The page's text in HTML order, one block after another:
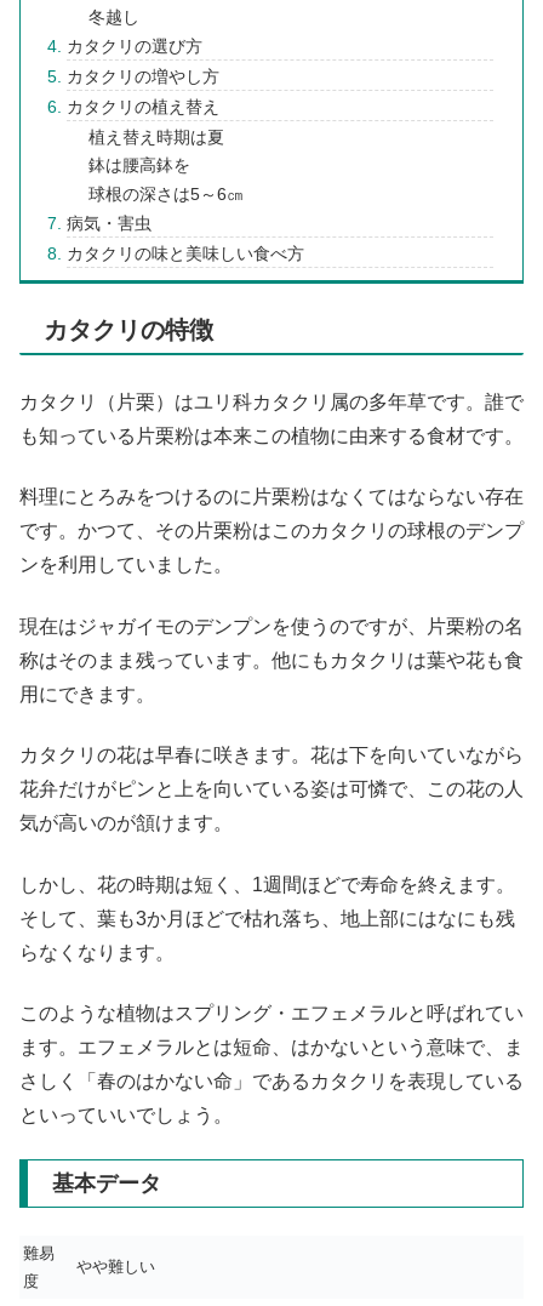
冬越し
カタクリの選び方
カタクリの増やし方
カタクリの植え替え
植え替え時期は夏
鉢は腰高鉢を
球根の深さは5～6㎝
病気・害虫
カタクリの味と美味しい食べ方
カタクリの特徴
カタクリ（片栗）はユリ科カタクリ属の多年草です。誰で
も知っている片栗粉は本来この植物に由来する食材です。
料理にとろみをつけるのに片栗粉はなくてはならない存在
です。かつて、その片栗粉はこのカタクリの球根のデンプ
ンを利用していました。
現在はジャガイモのデンプンを使うのですが、片栗粉の名
称はそのまま残っています。他にもカタクリは葉や花も食
用にできます。
カタクリの花は早春に咲きます。花は下を向いていながら
花弁だけがピンと上を向いている姿は可憐で、この花の人
気が高いのが頷けます。
しかし、花の時期は短く、1週間ほどで寿命を終えます。
そして、葉も3か月ほどで枯れ落ち、地上部にはなにも残
らなくなります。
このような植物はスプリング・エフェメラルと呼ばれてい
ます。エフェメラルとは短命、はかないという意味で、ま
さしく「春のはかない命」であるカタクリを表現している
といっていいでしょう。
基本データ
難易
度
やや難しい